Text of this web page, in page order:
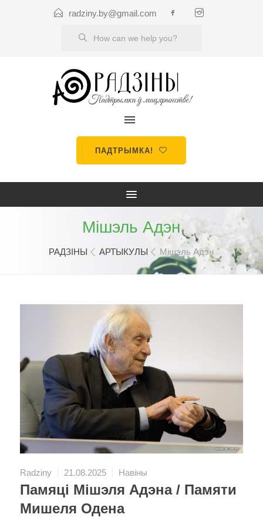
radziny.by@gmail.com
ПАДТРЫМКА!
Мішэль Адэн
РАДЗІНЫ АРТЫКУЛЫ Мішэль Адэн
Radziny 21.08.2025 Навіны
Памяці Мішэля Адэна / Памяти
Мишеля Одена